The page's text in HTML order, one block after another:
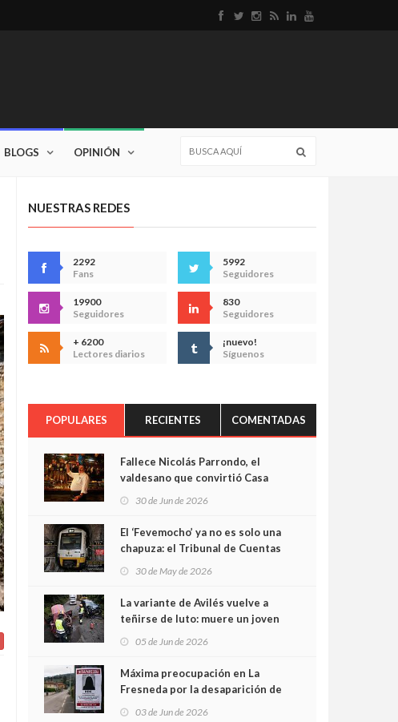
BLOGS OPINIÓN
NUESTRAS REDES
2292
Fans
5992
Seguidores
19900
Seguidores
830
Seguidores
+ 6200
Lectores diarios
¡nuevo!
Síguenos
POPULARES RECIENTES COMENTADAS
Fallece Nicolás Parrondo, el
valdesano que convirtió Casa
30 de Jun de 2026
El ‘Fevemocho’ ya no es solo una
chapuza: el Tribunal de Cuentas
sobrecoste de los trenes que no
cabían por los túneles
30 de May de 2026
La variante de Avilés vuelve a
teñirse de luto: muere un joven
05 de Jun de 2026
Máxima preocupación en La
Fresneda por la desaparición de
03 de Jun de 2026